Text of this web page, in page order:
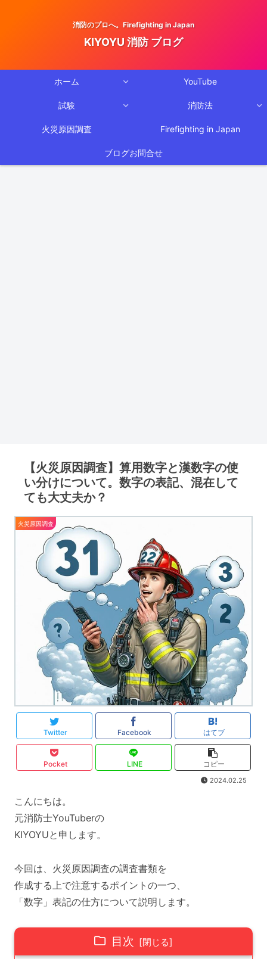
消防のプロへ。Firefighting in Japan
KIYOYU 消防 ブログ
ホーム YouTube
試験 消防法
火災原因調査 Firefighting in Japan
ブログお問合せ
【火災原因調査】算用数字と漢数字の使
い分けについて。数字の表記、混在して
ても大丈夫か？
火災原因調査
Twitter Facebook はてブ
Pocket LINE コピー
2024.02.25
こんにちは。
元消防士YouTuberの
KIYOYUと申します。
今回は、火災原因調査の調査書類を
作成する上で注意するポイントの一つ、
「数字」表記の仕方について説明します。
目次